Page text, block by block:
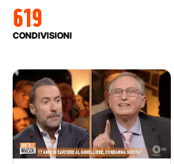
619
CONDIVISIONI